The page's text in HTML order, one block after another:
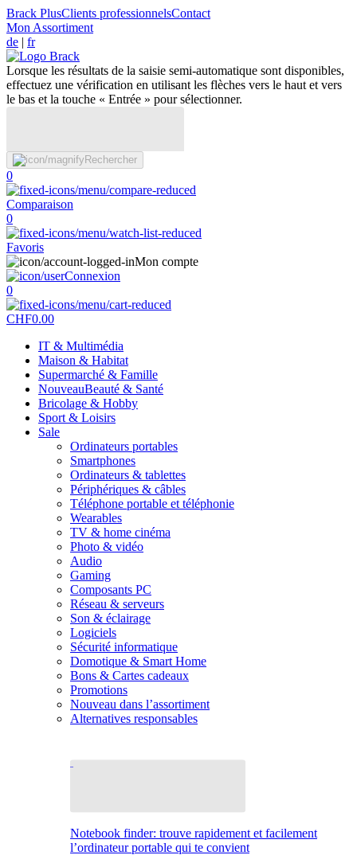
Brack PlusClients professionnelsContact
Mon Assortiment
de | fr
Lorsque les résultats de la saisie semi-automatique sont disponibles,
effectuez une vérification en utilisant les flèches vers le haut et vers
le bas et la touche « Entrée » pour sélectionner.
Rechercher
0
Comparaison
0
Favoris
Mon compte
Connexion
0
CHF0.00
IT & Multimédia
Maison & Habitat
Supermarché & Famille
NouveauBeauté & Santé
Bricolage & Hobby
Sport & Loisirs
Sale
Ordinateurs portables
Smartphones
Ordinateurs & tablettes
Périphériques & câbles
Téléphone portable et téléphonie
Wearables
TV & home cinéma
Photo & vidéo
Audio
Gaming
Composants PC
Réseau & serveurs
Son & éclairage
Logiciels
Sécurité informatique
Domotique & Smart Home
Bons & Cartes cadeaux
Promotions
Nouveau dans l’assortiment
Alternatives responsables
Notebook finder: trouve rapidement et facilement
l’ordinateur portable qui te convient